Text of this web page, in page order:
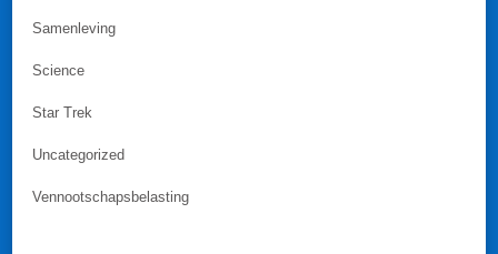
Samenleving
Science
Star Trek
Uncategorized
Vennootschapsbelasting